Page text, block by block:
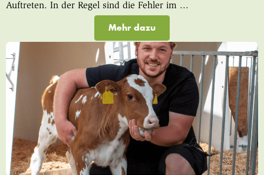
Auftreten. In der Regel sind die Fehler im ...
Mehr dazu